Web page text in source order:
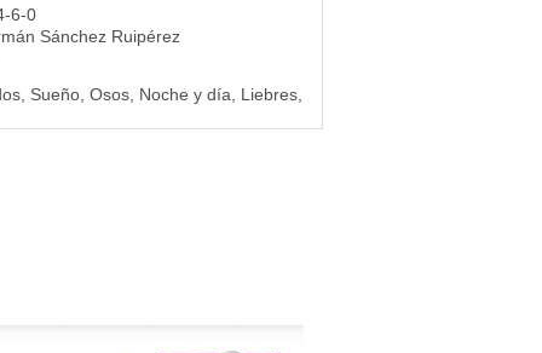
6-0
Sánchez Ruipérez
Sueño, Osos, Noche y día, Liebres,